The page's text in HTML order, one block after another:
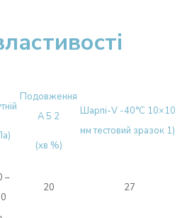
Подовження
A 5 2
(хв %)
Шарпі-V -40°C 10×10
мм тестовий зразок 1)
–
20 27